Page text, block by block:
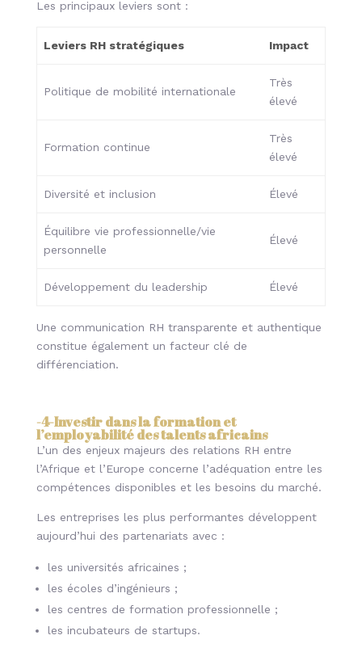
Les principaux leviers sont :
Leviers RH stratégiques Impact
Politique de mobilité internationale
Très
élevé
Formation continue
Très
élevé
Diversité et inclusion Élevé
Équilibre vie professionnelle/vie
personnelle
Élevé
Développement du leadership Élevé
Une communication RH transparente et authentique
constitue également un facteur clé de
différenciation.
-4-Investir dans la formation et
l’employabilité des talents africains
L’un des enjeux majeurs des relations RH entre
l’Afrique et l’Europe concerne l’adéquation entre les
compétences disponibles et les besoins du marché.
Les entreprises les plus performantes développent
aujourd’hui des partenariats avec :
les universités africaines ;
les écoles d’ingénieurs ;
les centres de formation professionnelle ;
les incubateurs de startups.